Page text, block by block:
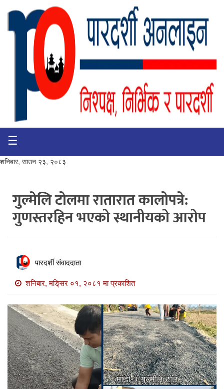
गृहपृष्ठ
भिडियो
खबर
समाचार
खबर
माडी
खबर
विविध
☰
शनिबार, साउन २३, २०८३
गुल्मेलि टोलमा रातारात कालोपत्रे:
गुणस्तरहिन भएकाे स्थानीयकाे आराेप
पारदर्शी संवाददाता
शनिबार, मङि्सर ०१, २०८१ मा प्रकाशित